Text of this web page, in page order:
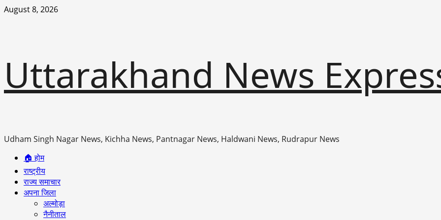
Skip
August 8, 2026
Uttarakhand News
Udham Singh Nagar News, Kichha News, Pantnagar News, Haldwani News, Rudrapur News
Primary
Menu
🏠 होम
राष्ट्रीय
राज्य समाचार
अपना जिला
अल्मोड़ा
नैनीताल